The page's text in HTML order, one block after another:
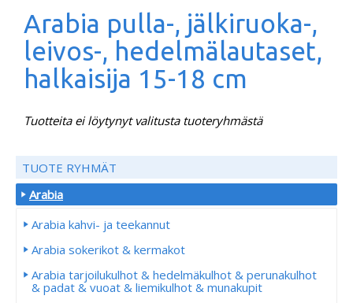
Arabia pulla-, jälkiruoka-,
leivos-, hedelmälautaset,
halkaisija 15-18 cm
Tuotteita ei löytynyt valitusta tuoteryhmästä
TUOTE RYHMÄT
Arabia
Arabia kahvi- ja teekannut
Arabia sokerikot & kermakot
Arabia tarjoilukulhot & hedelmäkulhot & perunakulhot
& padat & vuoat & liemikulhot & munakupit